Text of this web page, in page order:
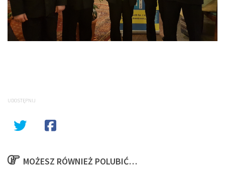
UDOSTĘPNIJ
MOŻESZ RÓWNIEŻ POLUBIĆ…